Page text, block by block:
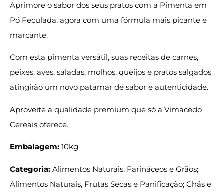
Aprimore o sabor dos seus pratos com a Pimenta em
Pó Feculada, agora com uma fórmula mais picante e
marcante.
Com esta pimenta versátil, suas receitas de carnes,
peixes, aves, saladas, molhos, queijos e pratos salgados
atingirão um novo patamar de sabor e autenticidade.
Aproveite a qualidade premium que só a Vimacedo
Cereais oferece.
Embalagem: 10kg
Categoria: Alimentos Naturais, Farináceos e Grãos;
Alimentos Naturais, Frutas Secas e Panificação; Chás e